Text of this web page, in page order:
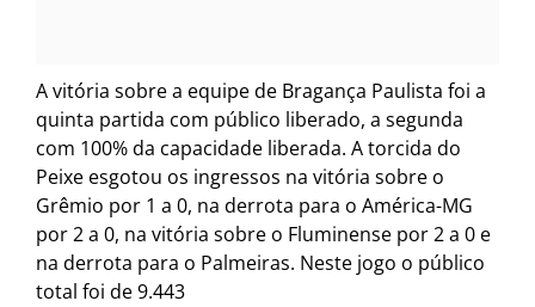
A vitória sobre a equipe de Bragança Paulista foi a
quinta partida com público liberado, a segunda
com 100% da capacidade liberada. A torcida do
Peixe esgotou os ingressos na vitória sobre o
Grêmio por 1 a 0, na derrota para o América-MG
por 2 a 0, na vitória sobre o Fluminense por 2 a 0 e
na derrota para o Palmeiras. Neste jogo o público
total foi de 9.443